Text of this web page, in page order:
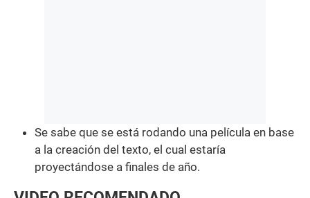
Se sabe que se está rodando una película en base
a la creación del texto, el cual estaría
proyectándose a finales de año.